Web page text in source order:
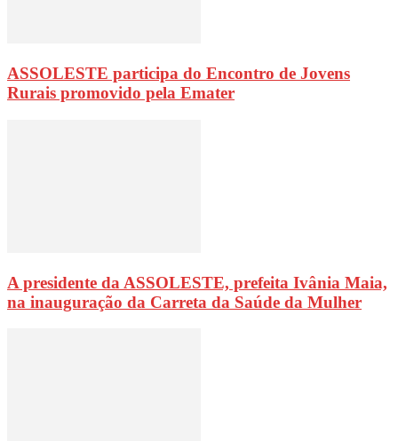
ASSOLESTE participa do Encontro de Jovens
Rurais promovido pela Emater
A presidente da ASSOLESTE, prefeita Ivânia Maia,
na inauguração da Carreta da Saúde da Mulher